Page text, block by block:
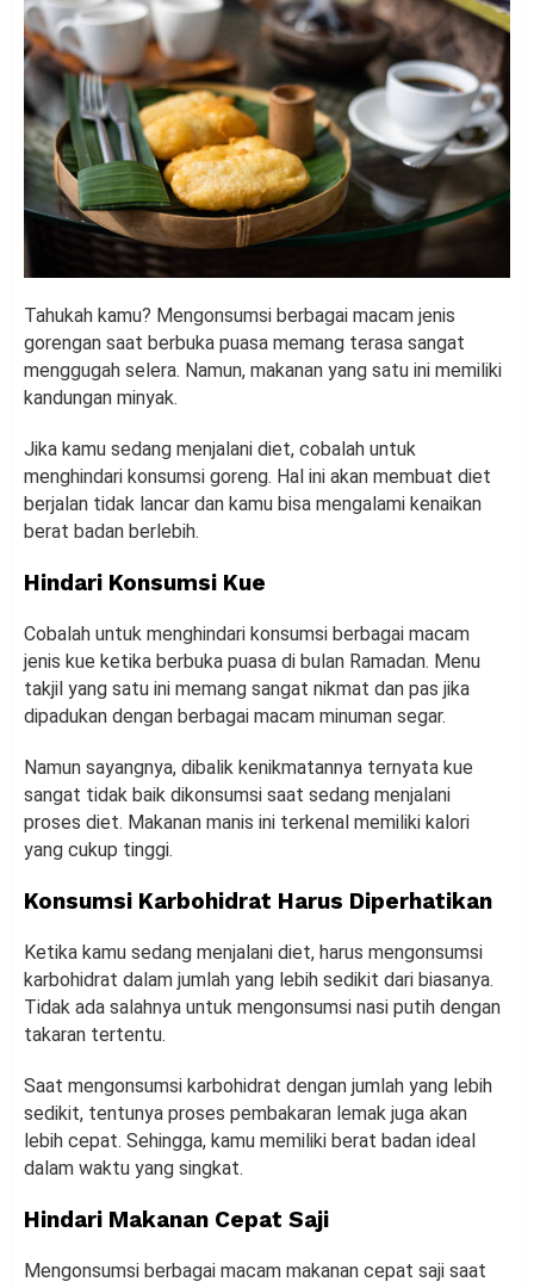
Tahukah kamu? Mengonsumsi berbagai macam jenis
gorengan saat berbuka puasa memang terasa sangat
menggugah selera. Namun, makanan yang satu ini memiliki
kandungan minyak.
Jika kamu sedang menjalani diet, cobalah untuk
menghindari konsumsi goreng. Hal ini akan membuat diet
berjalan tidak lancar dan kamu bisa mengalami kenaikan
berat badan berlebih.
Hindari Konsumsi Kue
Cobalah untuk menghindari konsumsi berbagai macam
jenis kue ketika berbuka puasa di bulan Ramadan. Menu
takjil yang satu ini memang sangat nikmat dan pas jika
dipadukan dengan berbagai macam minuman segar.
Namun sayangnya, dibalik kenikmatannya ternyata kue
sangat tidak baik dikonsumsi saat sedang menjalani
proses diet. Makanan manis ini terkenal memiliki kalori
yang cukup tinggi.
Konsumsi Karbohidrat Harus Diperhatikan
Ketika kamu sedang menjalani diet, harus mengonsumsi
karbohidrat dalam jumlah yang lebih sedikit dari biasanya.
Tidak ada salahnya untuk mengonsumsi nasi putih dengan
takaran tertentu.
Saat mengonsumsi karbohidrat dengan jumlah yang lebih
sedikit, tentunya proses pembakaran lemak juga akan
lebih cepat. Sehingga, kamu memiliki berat badan ideal
dalam waktu yang singkat.
Hindari Makanan Cepat Saji
Mengonsumsi berbagai macam makanan cepat saji saat